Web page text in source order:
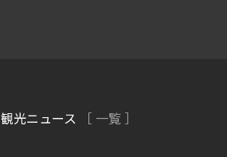
観光ニュース ［ 一覧 ］